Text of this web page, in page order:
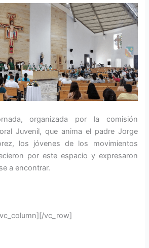
organizada por la comisión
Juvenil, que anima el padre Jorge
los jóvenes de los movimientos
por este espacio y expresaron
a encontrar.
vc_row]